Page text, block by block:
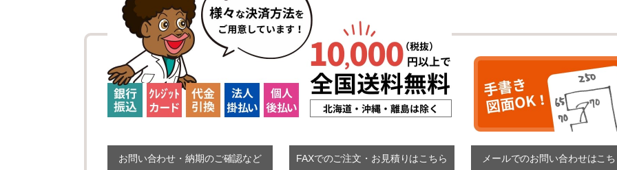
お問い合わせ・納期のご確認など FAXでのご注文・お見積りはこちら メールでのお問い合わせはこ